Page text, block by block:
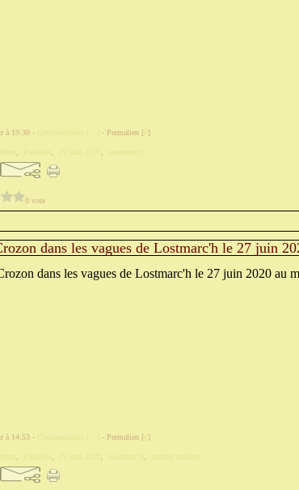
à 19:30 - Commentaires [ - Permalien [ ]
Finistère Lostmarc'h
0 vote
dans les vagues de Lostmarc'h le 27 juin
à 14:53 - Commentaires [ - Permalien [ ]
Finistère Lostmarc'h surfing sardine